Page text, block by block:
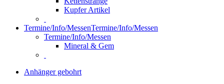
Kupfer Artikel
Termine/Info/MessenTermine/Info/Messen
Termine/Info/Messen
Mineral & Gem
Anhänger gebohrt